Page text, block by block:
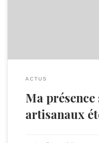
ACTUS
Ma
artisanaux